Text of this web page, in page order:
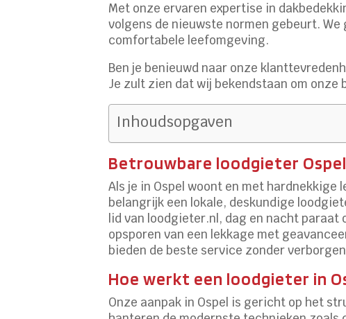
Met onze ervaren expertise in
volgens de nieuwste normen gebeurt.
comfortabele leefomgeving.
Ben je benieuwd naar onze
Je zult zien dat wij bekendstaan om
Inhoudsopgaven
Betrouwbare loodgieter
Als je in Ospel woont en met
belangrijk een lokale, deskundige
lid van loodgieter.nl, dag en nacht paraat
opsporen van een lekkage met
bieden de beste service zonder
Hoe werkt een loodgieter in
Onze aanpak in Ospel is gericht op het